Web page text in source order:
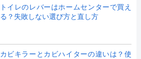
トイレのレバーはホームセンターで買え
る？失敗しない選び方と直し方
カビキラーとカビハイターの違いは？使